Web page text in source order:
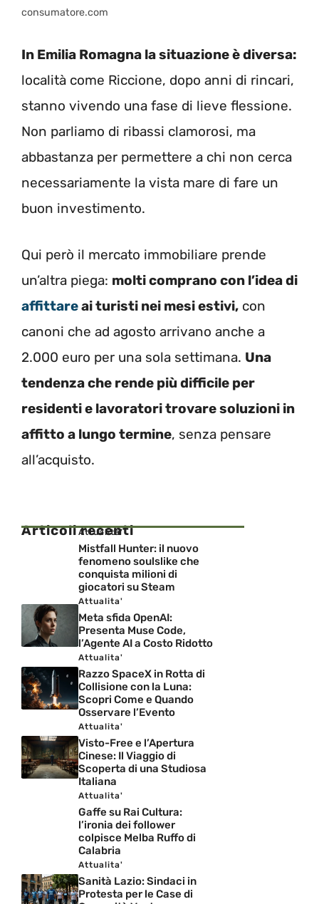
consumatore.com
In Emilia Romagna la situazione è diversa:
località come Riccione, dopo anni di rincari,
stanno vivendo una fase di lieve flessione.
Non parliamo di ribassi clamorosi, ma
abbastanza per permettere a chi non cerca
necessariamente la vista mare di fare un
buon investimento.
Qui però il mercato immobiliare prende
un’altra piega: molti comprano con l’idea di
affittareai turisti nei mesi estivi, con
canoni che ad agosto arrivano anche a
2.000 euro per una sola settimana. Una
tendenza che rende più difficile per
residenti e lavoratori trovare soluzioni in
affitto a lungo termine, senza pensare
all’acquisto.
Articoli recenti
Attualita'
Mistfall Hunter: il nuovo
fenomeno soulslike che
conquista milioni di
giocatori su Steam
Attualita'
Meta sfida OpenAI:
Presenta Muse Code,
l’Agente AI a Costo Ridotto
Attualita'
Razzo SpaceX in Rotta di
Collisione con la Luna:
Scopri Come e Quando
Osservare l’Evento
Attualita'
Visto-Free e l’Apertura
Cinese: Il Viaggio di
Scoperta di una Studiosa
Italiana
Attualita'
Gaffe su Rai Cultura:
l’ironia dei follower
colpisce Melba Ruffo di
Calabria
Attualita'
Sanità Lazio: Sindaci in
Protesta per le Case di